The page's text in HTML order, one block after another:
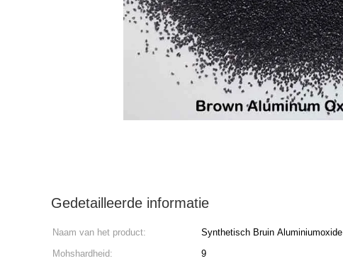
Gedetailleerde informatie
Naam van het product: Synthetisch Bruin Aluminiumoxide
Mohshardheid:
9